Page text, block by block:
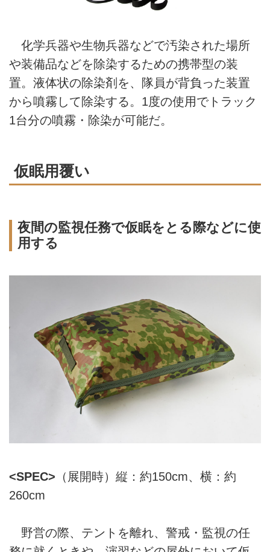
化学兵器や生物兵器などで汚染された場所
や装備品などを除染するための携帯型の装
置。液体状の除染剤を、隊員が背負った装置
から噴霧して除染する。1度の使用でトラック
1台分の噴霧・除染が可能だ。
仮眠用覆い
夜間の監視任務で仮眠をとる際などに使
用する
<SPEC> （展開時）縦：約150cm、横：約
260cm
野営の際、テントを離れ、警戒・監視の任